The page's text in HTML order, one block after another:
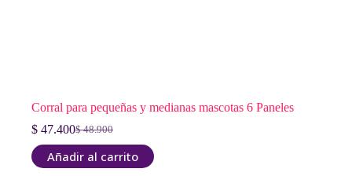
Corral para pequeñas y medianas mascotas 6 Paneles
$48.900
El
precio
original
$ 47.400El
precio
actual
Añadir al carrito